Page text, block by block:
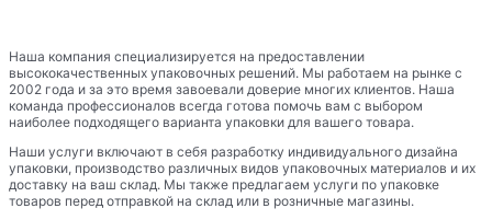
Наша компания специализируется на предоставлении
высококачественных упаковочных решений. Мы работаем на рынке с
2002 года и за это время завоевали доверие многих клиентов. Наша
команда профессионалов всегда готова помочь вам с выбором
наиболее подходящего варианта упаковки для вашего товара.
Наши услуги включают в себя разработку индивидуального дизайна
упаковки, производство различных видов упаковочных материалов и их
доставку на ваш склад. Мы также предлагаем услуги по упаковке
товаров перед отправкой на склад или в розничные магазины.